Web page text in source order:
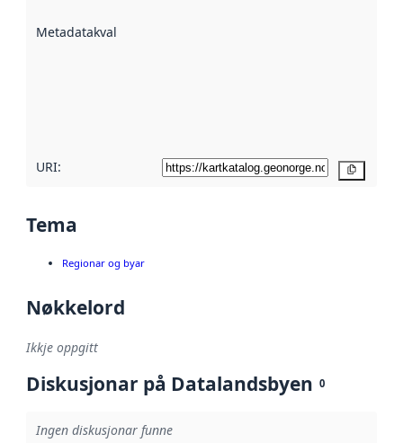
Metadatakvalitet
URI:
Tema
Regionar og byar
Nøkkelord
Ikkje oppgitt
Diskusjonar på Datalandsbyen 0
Ingen diskusjonar funne